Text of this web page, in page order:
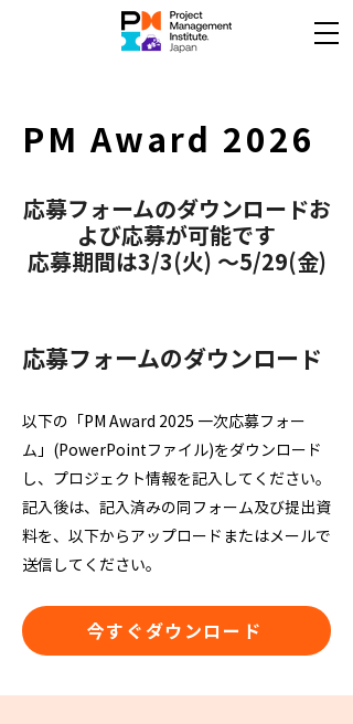
PM Award 2026
応募フォームのダウンロードお
よび応募が可能です
応募期間は3/3(火) ～5/29(金)
応募フォームのダウンロード
以下の「PM Award 2025 一次応募フォー
ム」(PowerPointファイル)をダウンロード
し、プロジェクト情報を記入してください。
記入後は、記入済みの同フォーム及び提出資
料を、以下からアップロードまたはメールで
送信してください。​
今すぐダウンロード